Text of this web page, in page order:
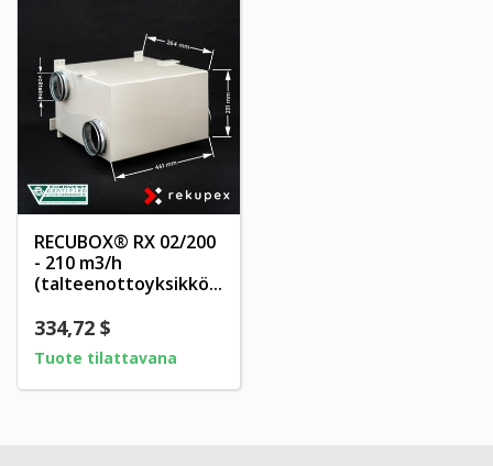
RECUBOX® RX 02/200
- 210 m3/h
(talteenottoyksikkö...
334,72 $
Tuote tilattavana